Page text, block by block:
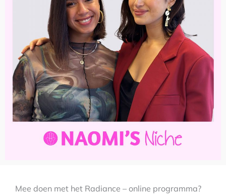
Mee doen met het Radiance – online programma?